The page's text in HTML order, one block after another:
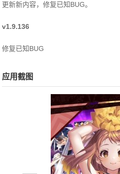
更新新内容，修复已知BUG。
v1.9.136
修复已知BUG
应用截图